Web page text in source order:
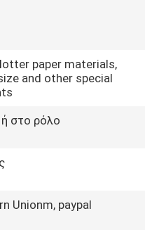
paper materials,
and other special
στο ρόλο
Unionm, paypal